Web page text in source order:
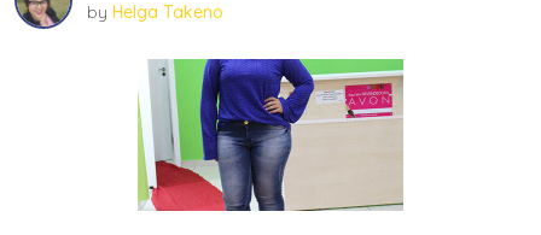
by Helga Takeno